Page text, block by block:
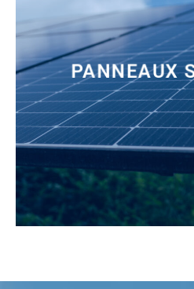
PANNEAUX
installation,